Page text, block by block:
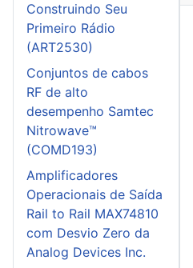
Construindo Seu
Primeiro Rádio
(ART2530)
Conjuntos de cabos
RF de alto
desempenho Samtec
Nitrowave™
(COMD193)
Amplificadores
Operacionais de Saída
Rail to Rail MAX74810
com Desvio Zero da
Analog Devices Inc.